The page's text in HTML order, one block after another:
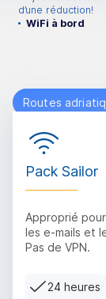
d’une réduction!
WiFi à bord
Routes
Pack Sailor
Approprié
les e-mails et
Pas de VPN.
24 heures